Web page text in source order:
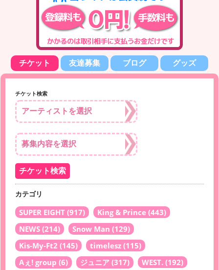
チケット 友達募集 ブログ グッズ
チケット検索
カテゴリ
SUPER EIGHT (917) King & Prince (443)
NEWS (214) Snow Man (129)
Kis-My-Ft2 (145) timelesz (115)
Aぇ! group (6) ジュニア (317) WEST. (192)